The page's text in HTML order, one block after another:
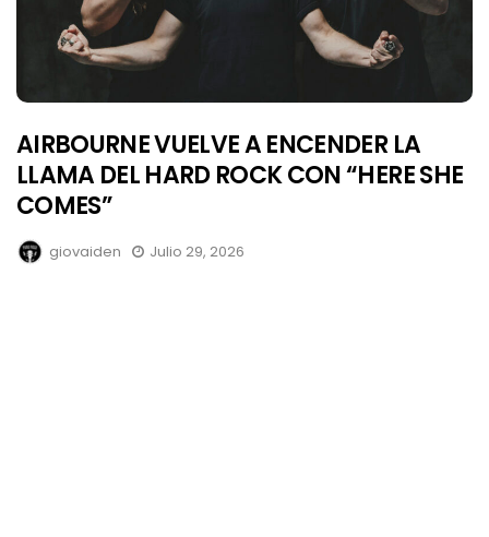
AIRBOURNE VUELVE A ENCENDER LA
LLAMA DEL HARD ROCK CON “HERE SHE
COMES”
giovaiden Julio 29, 2026